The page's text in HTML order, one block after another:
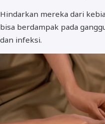
Hindarkan mereka dari
bisa berdampak pada
dan infeksi.